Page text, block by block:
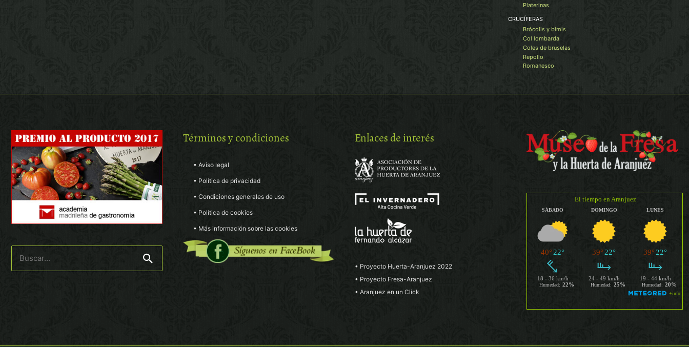
Platerinas
CRUCÍFERAS
Brócolis y bimis
Col lombarda
Coles de bruselas
Repollo
Romanesco
por:
Términos y condiciones
• Aviso legal
• Política de privacidad
• Condiciones generales de uso
• Política de cookies
• Más información sobre las cookies
Enlaces de interés
• Proyecto Huerta-Aranjuez 2022
• Proyecto Fresa-Aranjuez
• Aranjuez en un Click